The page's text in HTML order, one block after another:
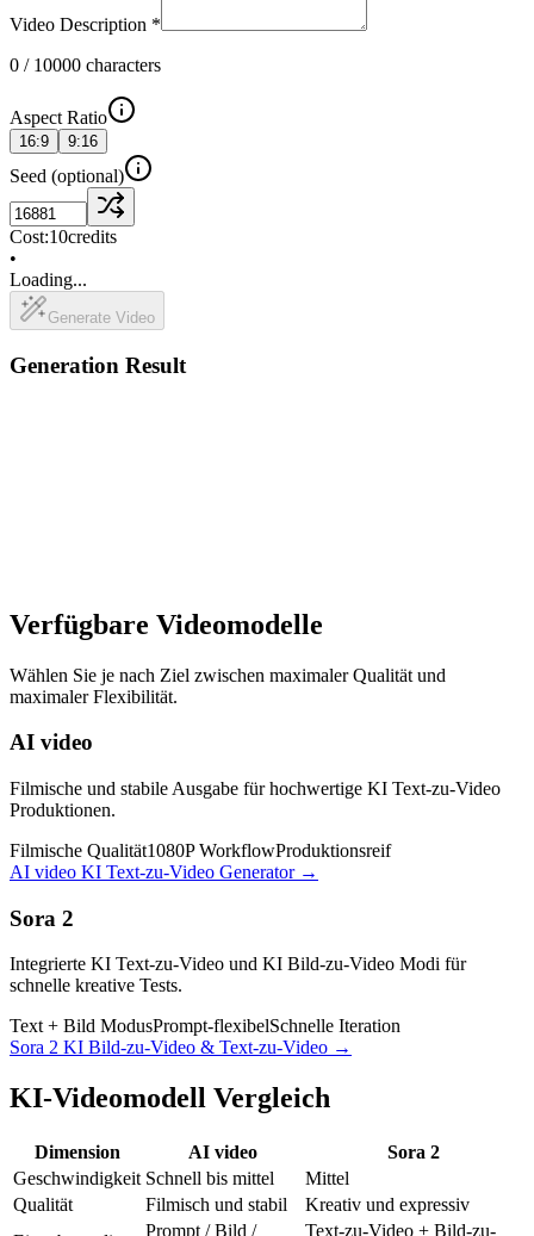
Video Description *
0 / 10000 characters
Aspect Ratio
16:9 9:16
Seed (optional)
Cost:10credits
•
Loading...
Generate Video
Generation Result
Verfügbare Videomodelle
Wählen Sie je nach Ziel zwischen maximaler Qualität und
maximaler Flexibilität.
AI video
Filmische und stabile Ausgabe für hochwertige KI Text-zu-Video
Produktionen.
Filmische Qualität1080P WorkflowProduktionsreif
AI video KI Text-zu-Video Generator→
Sora 2
Integrierte KI Text-zu-Video und KI Bild-zu-Video Modi für
schnelle kreative Tests.
Text + Bild ModusPrompt-flexibelSchnelle Iteration
Sora 2 KI Bild-zu-Video & Text-zu-Video →
KI-Videomodell Vergleich
Dimension AI video
Sora 2
Geschwindigkeit Schnell bis mittel
Mittel
Qualität
Filmisch und stabil
Kreativ und expressiv
Prompt / Bild / Text-zu-Video + Bild-zu-